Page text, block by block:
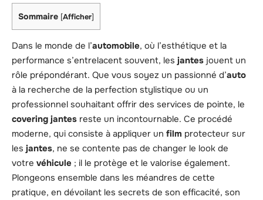
Sommaire [Afficher]
Dans le monde de l’automobile, où l’esthétique et la
performance s’entrelacent souvent, les jantes jouent un
rôle prépondérant. Que vous soyez un passionné d’auto
à la recherche de la perfection stylistique ou un
professionnel souhaitant offrir des services de pointe, le
covering jantes reste un incontournable. Ce procédé
moderne, qui consiste à appliquer un film protecteur sur
les jantes, ne se contente pas de changer le look de
votre véhicule ; il le protège et le valorise également.
Plongeons ensemble dans les méandres de cette
pratique, en dévoilant les secrets de son efficacité, son